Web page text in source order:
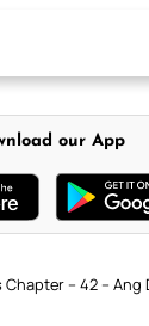
our App
Chapter – 42 – Ang